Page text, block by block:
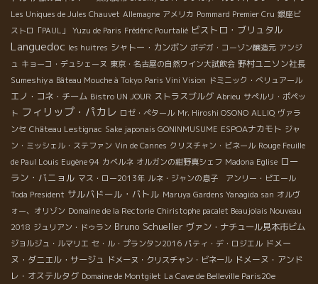
Les Uniques de Jules Chauvet Allemagne アメリカ Pommard Premier Cru 銀座ビ
ストロ「PAUL」
Yuzu de Paris Frédéric Pourtalié ビストロ・ブリュタル
Languedoc les huitres シャトー・カンボン ボデガ・コーゾン醸造元 アンジ
ュ キョーコ・デュシェーヌ 東京・名古屋の自然ワイン大試飲会 野村ユニソン社長
Sumeshiya Bâteau Mouche à Tokyo Paris Vini Vision ドミニック・べリュアール
エノ・コネ・チーム Bistro UN JOUR ストラスブルグ Abrieu サぺルリ・ポペッ
ト フィリップ・パカレ ロゼ・ぺタール Mr. Hiroshi OSONO ALLIQ ヴァラ
ンセ Château Lestignac Sake japonais GONINMUSUME ESPOAナカモト ジャ
ン・ミッシェル・ステファン Vin de Cannes クリスチャン・ビネール Rouge Feuille
de Paul Louis Eugène 94 カベルネ オルガンの紺野真シェフ Madona Eglise ロー
ラン・バニョル マス・ロー2013年 ルネ・ジャンの息子 アンリー・ピエール
Toda President サルバドール・バトル Maruya Gardens Yanagida san オルヴ
ォー、オリゾン Domaine de la Rectorie Chiristophe pacalet Beaujolais Nouveau
2018 ジュリアン・ドゥラン Bruno Schueller ヴァン・ナチュール見本市ビム
ジョルジュ・ルマリエ セ・ル・プランタン2016 パティ・デ・ロジエル ドメー
ヌ・ダニエル・サージュ ドメーヌ・クリスチャン・ビネール ドメーヌ・アンド
レ・オステルタグ Domaine de Montgilet La Cave de Belleville Paris20e